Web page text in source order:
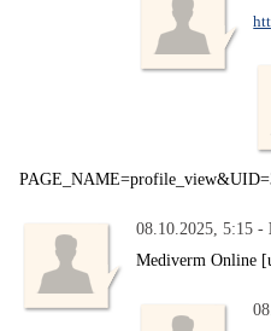
08.10.2025, 5:15 -
Mediverm Online